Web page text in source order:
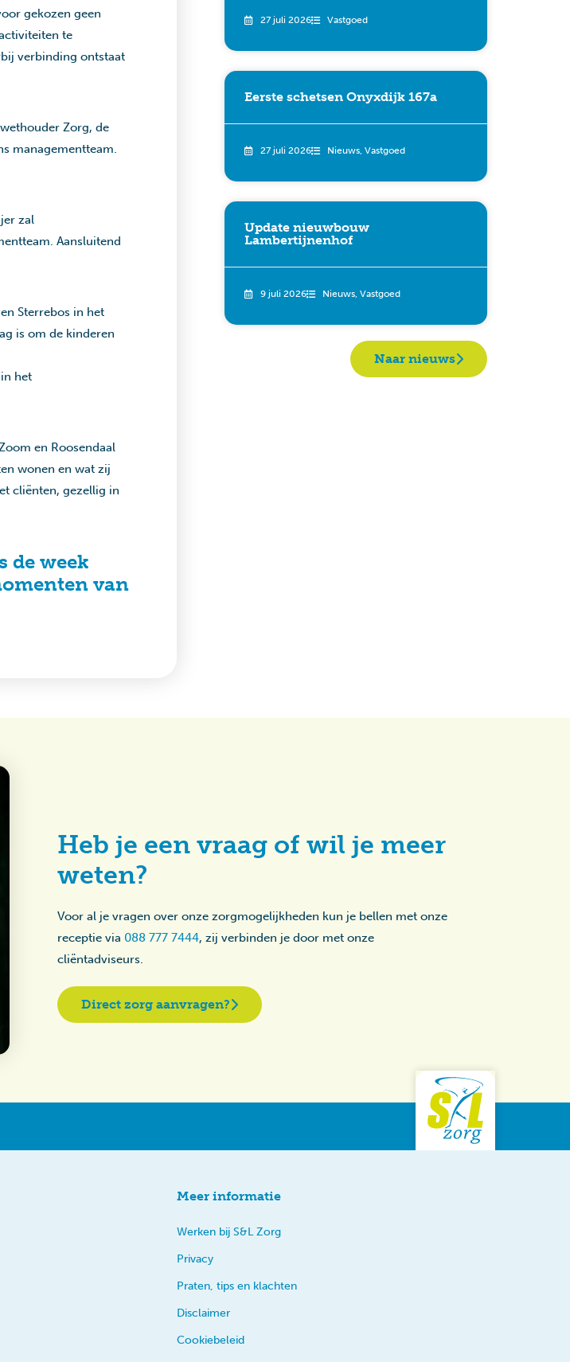
gekozen geen
te
verbinding ontstaat
Zorg, de
managementteam.
zal
Aansluitend
Sterrebos in het
is om de kinderen
het
en Roosendaal
wonen en wat zij
cliënten, gezellig in
de week
van
27 juli 2026 Vastgoed
Eerste schetsen Onyxdijk 167a
27 juli 2026 Nieuws, Vastgoed
Update nieuwbouw
Lambertijnenhof
9 juli 2026 Nieuws, Vastgoed
Naar nieuws
Heb je een vraag of wil je meer
weten?
Voor al je vragen over onze zorgmogelijkheden kun je bellen met onze
receptie via 088 777 7444, zij verbinden je door met onze
cliëntadviseurs.
Direct zorg aanvragen?
Meer informatie
Werken bij S&L Zorg
Privacy
Praten, tips en klachten
Disclaimer
Cookiebeleid